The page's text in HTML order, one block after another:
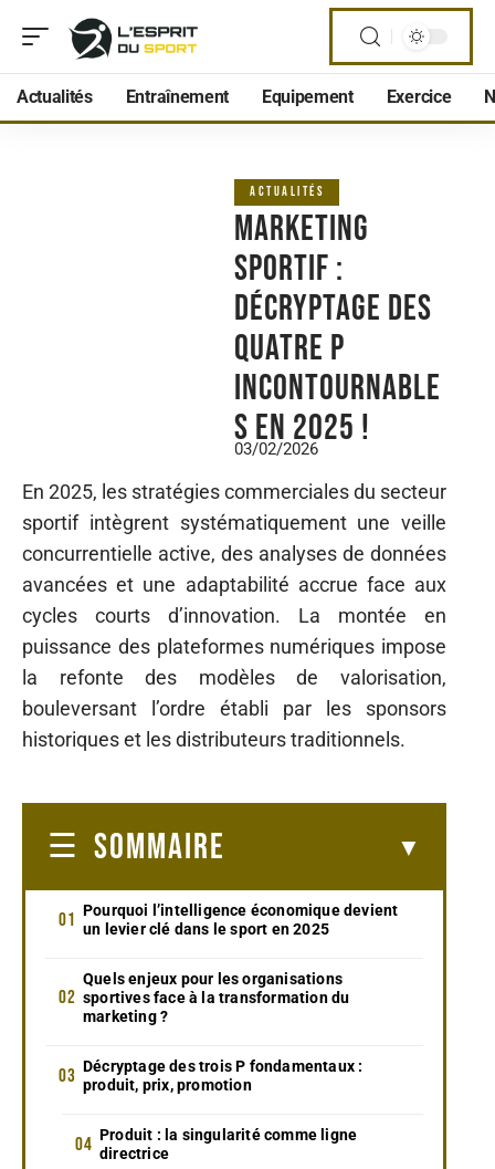
Actualités Entraînement Equipement Exercice
ACTUALITÉS
Marketing
sportif :
Décryptage des
quatre P
incontournable
s en 2025 !
03/02/2026
En 2025, les stratégies commerciales du secteur
sportif intègrent systématiquement une veille
concurrentielle active, des analyses de données
avancées et une adaptabilité accrue face aux
cycles courts d’innovation. La montée en
puissance des plateformes numériques impose
la refonte des modèles de valorisation,
bouleversant l’ordre établi par les sponsors
historiques et les distributeurs traditionnels.
SOMMAIRE
Pourquoi l’intelligence économique devient
un levier clé dans le sport en 2025
Quels enjeux pour les organisations
sportives face à la transformation du
marketing ?
Décryptage des trois P fondamentaux :
produit, prix, promotion
Produit : la singularité comme ligne
directrice